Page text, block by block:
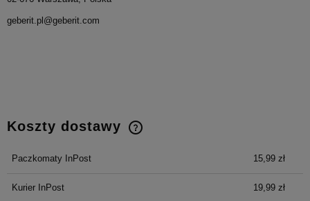
geberit.pl@geberit.com
Koszty dostawy
Cena nie zawiera ewentualnych kosztów płatności
Paczkomaty InPost 15,99 zł
Kurier InPost 19,99 zł